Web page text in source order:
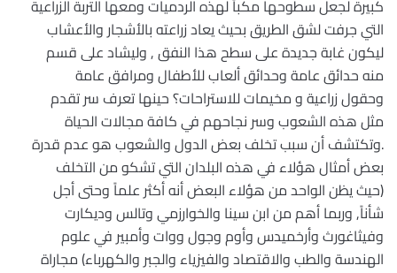
كبيرة لجعل سطوحها مكباً لهذه الردميات ومعها التربة الزراعية
التي جرفت لشق الطريق بحيث يعاد زراعته بالأشجار والأعشاب
ليكون غابة جديدة على سطح هذا النفق , وليشاد على قسم
منه حدائق عامة وحدائق ألعاب للأطفال ومرافق عامة
وحقول زراعية و مخيمات للاستراحات؟ حينها تعرف سر تقدم
مثل هذه الشعوب وسر نجاحهم في كافة مجالات الحياة
.وتكتشف أن سبب تخلف بعض الدول والشعوب هو عدم قدرة
بعض أمثال هؤلاء في هذه البلدان التي تشكو من التخلف
(حيث يظن الواحد من هؤلاء البعض أنه أكثر علماً وحتى أجل
شأناً, وربما أهم من ابن سينا والخوارزمي وتالس وديكارت
وفيثاغورث وأرخميدس وأوم وجول ووات وأمبير في علوم
الهندسة والطب والاقتصاد والفيزياء والجبر والكهرباء) مجاراة